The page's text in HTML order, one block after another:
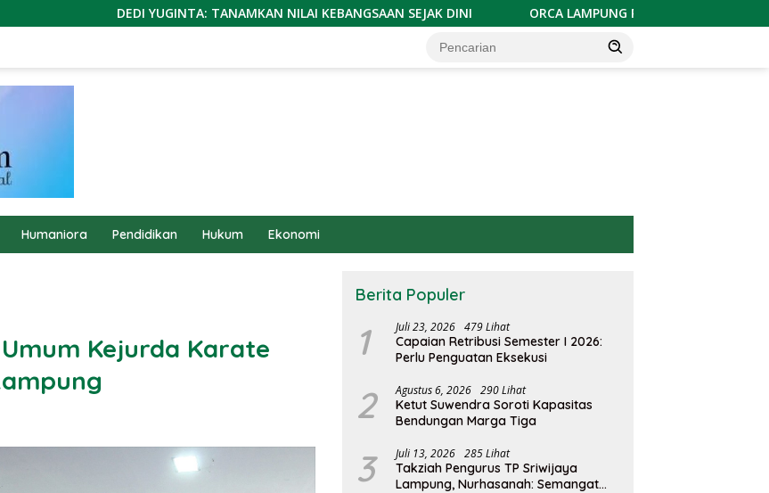
DEDI YUGINTA: TANAMKAN NILAI KEBANGSAAN SEJAK DINI ORCA LAMPUNG PERKUAT PROFESIONALISME JURI
Humaniora Pendidikan Hukum Ekonomi
Kejurda Karate
Berita Populer
1 Juli 23, 2026 479 Lihat
Capaian Retribusi Semester I 2026:
Perlu Penguatan Eksekusi
2 Agustus 6, 2026 290 Lihat
Ketut Suwendra Soroti Kapasitas
Bendungan Marga Tiga
3 Juli 13, 2026 285 Lihat
Takziah Pengurus TP Sriwijaya
Lampung, Nurhasanah: Semangat